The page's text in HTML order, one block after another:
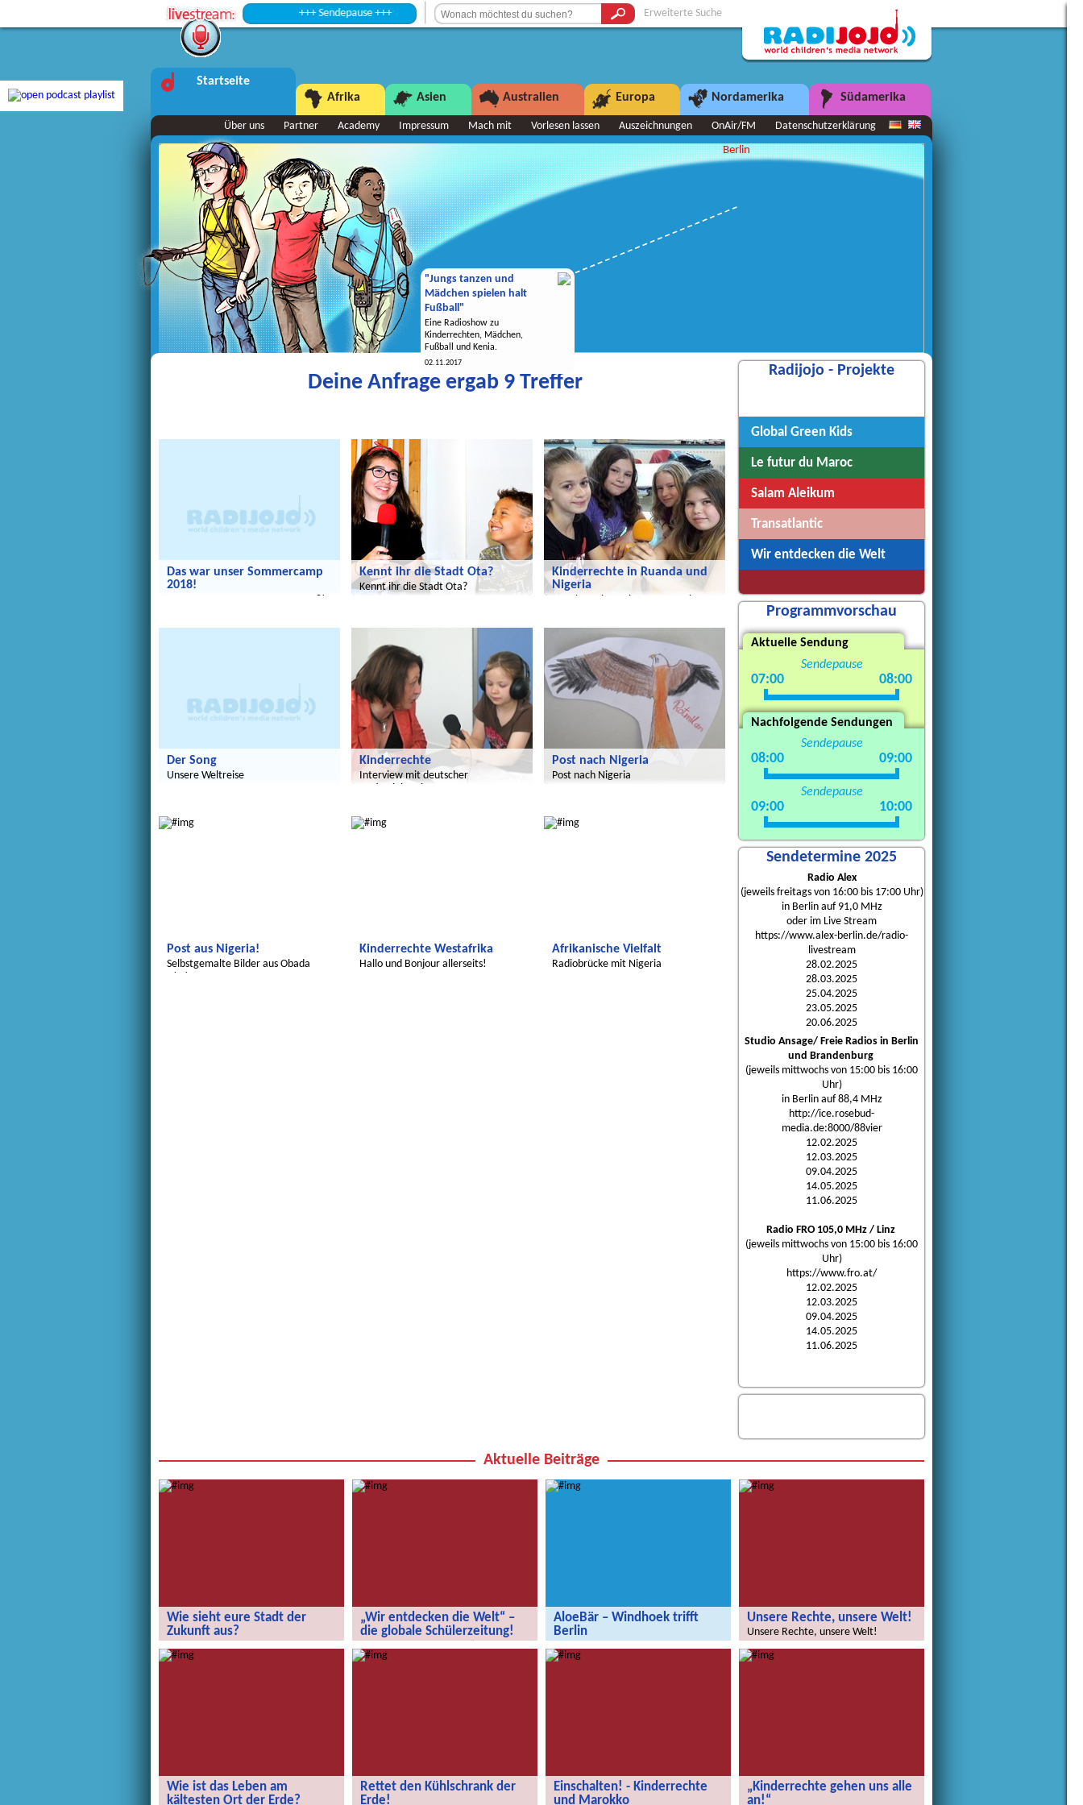
+++ Sendepause +++ Erweiterte Suche
Startseite
Afrika
Asien Australien Europa Nordamerika Südamerika
Über uns Partner Academy Impressum Mach mit Vorlesen lassen Auszeichnungen OnAir/FM Datenschutzerklärung
"Jungs tanzen und
Mädchen spielen halt
Fußball"
Eine Radioshow zu
Kinderrechten, Mädchen,
Fußball und Kenia.
02.11.2017
Berlin
Deine Anfrage ergab 9 Treffer
Das war unser Sommercamp
2018!
Kennt ihr die Stadt Ota?
Kennt ihr die Stadt Ota?
Kinderrechte in Ruanda und
Nigeria
Der Song
Unsere Weltreise
Kinderrechte
Interview mit deutscher
Post nach Nigeria
Post nach Nigeria
Post aus Nigeria!
Selbstgemalte Bilder aus Obada
Kinderrechte Westafrika
Hallo und Bonjour allerseits!
Afrikanische Vielfalt
Radiobrücke mit Nigeria
Radijojo - Projekte
Global Green Kids
Le futur du Maroc
Salam Aleikum
Transatlantic
Wir entdecken die Welt
Programmvorschau
Aktuelle Sendung
Sendepause
07:00 08:00
Nachfolgende Sendungen
Sendepause
08:00 09:00
Sendepause
09:00 10:00
Sendetermine 2025
Radio Alex
(jeweils freitags von 16:00 bis 17:00 Uhr)
in Berlin auf 91,0 MHz
oder im Live Stream
https://www.alex-berlin.de/radio-
livestream
28.02.2025
28.03.2025
25.04.2025
23.05.2025
20.06.2025
Studio Ansage/ Freie Radios in Berlin
und Brandenburg
(jeweils mittwochs von 15:00 bis 16:00
Uhr)
in Berlin auf 88,4 MHz
http://ice.rosebud-
media.de:8000/88vier
12.02.2025
12.03.2025
09.04.2025
14.05.2025
11.06.2025
Radio FRO 105,0 MHz / Linz
(jeweils mittwochs von 15:00 bis 16:00
Uhr)
https://www.fro.at/
12.02.2025
12.03.2025
09.04.2025
14.05.2025
11.06.2025
Aktuelle Beiträge
Wie sieht eure Stadt der
Zukunft aus?
Wie sieht eure Stadt der Zukunft aus?
„Wir entdecken die Welt“ –
die globale Schülerzeitung!
„Wir entdecken die Welt“ – die
globale Schülerzeitung!
AloeBär – Windhoek trifft
Berlin
AloeBär – Windhoek trifft Berlin
Unsere Rechte, unsere Welt!
Unsere Rechte, unsere Welt!
Wie ist das Leben am
kältesten Ort der Erde?
Rettet den Kühlschrank der
Erde!
Einschalten! - Kinderrechte
und Marokko
„Kinderrechte gehen uns alle
an!“